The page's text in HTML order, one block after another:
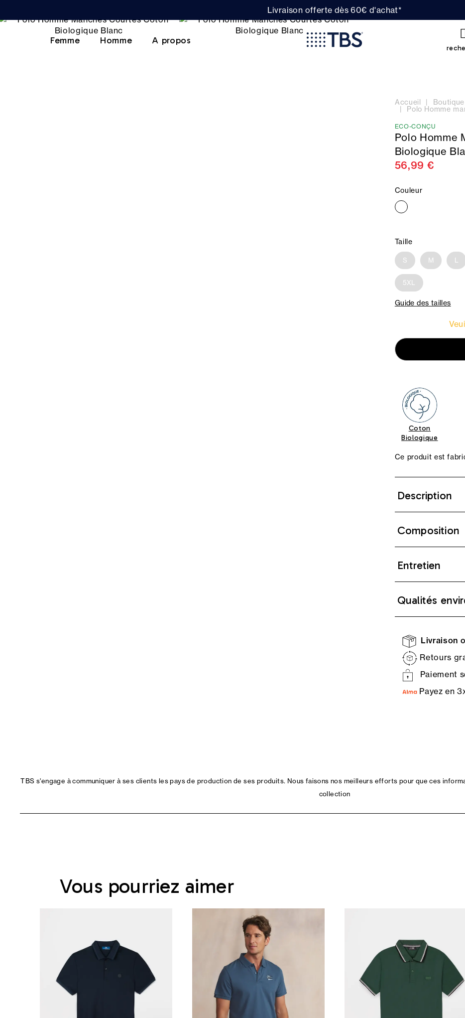
Livraison offerte dès 60€ d'achat*
Femme Homme A propos
Accueil Boutique
Polo Homme
ECO-CONÇU
Polo Homme
Biologique
56,99 €
Couleur
Taille
S M L
5XL
Guide des tailles
Coton
Biologique
Ce produit est
Description
Composition
Entretien
Qualités
Livraison
Retours
Paiement
Payez en
TBS s'engage à communiquer à ses clients les pays de production de ses produits. Nous faisons nos meilleurs efforts pour que ces
collection
Vous pourriez aimer